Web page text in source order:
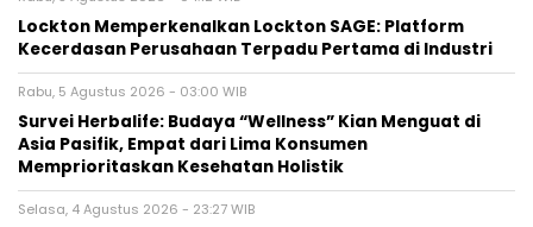
Lockton Memperkenalkan Lockton SAGE: Platform
Kecerdasan Perusahaan Terpadu Pertama di Industri
Rabu, 5 Agustus 2026 - 03:00 WIB
Survei Herbalife: Budaya “Wellness” Kian Menguat di
Asia Pasifik, Empat dari Lima Konsumen
Memprioritaskan Kesehatan Holistik
Selasa, 4 Agustus 2026 - 23:27 WIB